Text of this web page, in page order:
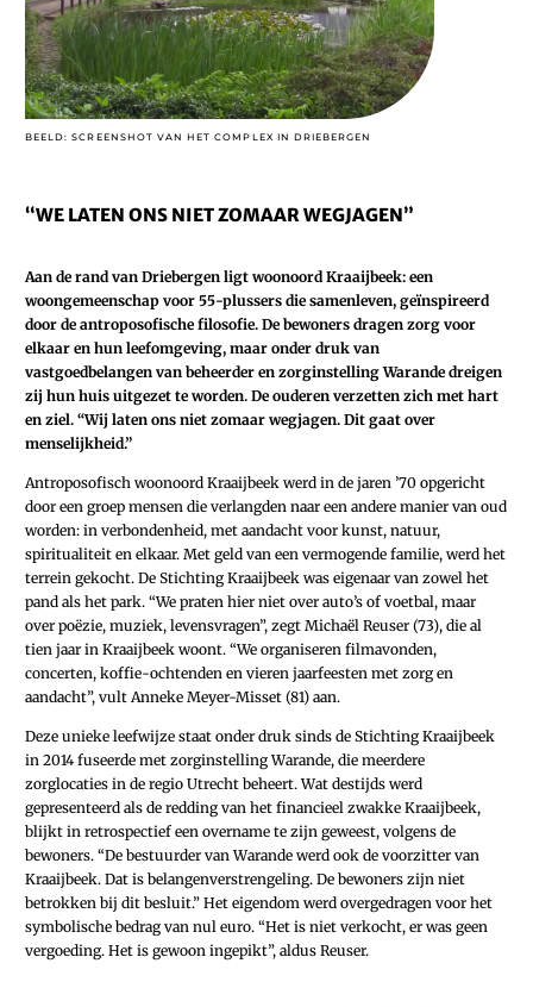
BEELD: SCREENSHOT VAN HET COMPLEX IN DRIEBERGEN
“WE LATEN ONS NIET ZOMAAR WEGJAGEN”
Aan de rand van Driebergen ligt woonoord Kraaijbeek: een
woongemeenschap voor 55-plussers die samenleven, geïnspireerd
door de antroposofische filosofie. De bewoners dragen zorg voor
elkaar en hun leefomgeving, maar onder druk van
vastgoedbelangen van beheerder en zorginstelling Warande dreigen
zij hun huis uitgezet te worden. De ouderen verzetten zich met hart
en ziel. “Wij laten ons niet zomaar wegjagen. Dit gaat over
menselijkheid.”
Antroposofisch woonoord Kraaijbeek werd in de jaren ’70 opgericht
door een groep mensen die verlangden naar een andere manier van oud
worden: in verbondenheid, met aandacht voor kunst, natuur,
spiritualiteit en elkaar. Met geld van een vermogende familie, werd het
terrein gekocht. De Stichting Kraaijbeek was eigenaar van zowel het
pand als het park. “We praten hier niet over auto’s of voetbal, maar
over poëzie, muziek, levensvragen”, zegt Michaël Reuser (73), die al
tien jaar in Kraaijbeek woont. “We organiseren filmavonden,
concerten, koffie-ochtenden en vieren jaarfeesten met zorg en
aandacht”, vult Anneke Meyer-Misset (81) aan.
Deze unieke leefwijze staat onder druk sinds de Stichting Kraaijbeek
in 2014 fuseerde met zorginstelling Warande, die meerdere
zorglocaties in de regio Utrecht beheert. Wat destijds werd
gepresenteerd als de redding van het financieel zwakke Kraaijbeek,
blijkt in retrospectief een overname te zijn geweest, volgens de
bewoners. “De bestuurder van Warande werd ook de voorzitter van
Kraaijbeek. Dat is belangenverstrengeling. De bewoners zijn niet
betrokken bij dit besluit.” Het eigendom werd overgedragen voor het
symbolische bedrag van nul euro. “Het is niet verkocht, er was geen
vergoeding. Het is gewoon ingepikt”, aldus Reuser.